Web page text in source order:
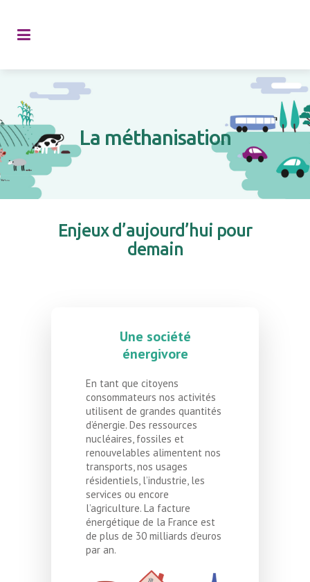
La méthanisation
Enjeux d’aujourd’hui pour
demain
Une société
énergivore
En tant que citoyens
consommateurs nos activités
utilisent de grandes quantités
d’énergie. Des ressources
nucléaires, fossiles et
renouvelables alimentent nos
transports, nos usages
résidentiels, l’industrie, les
services ou encore
l’agriculture. La facture
énergétique de la France est
de plus de 30 milliards d’euros
par an.